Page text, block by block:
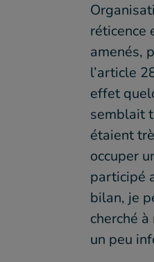
réticence
amenés,
l’article
effet
semblait
étaient
occuper
participé
bilan, je
cherché
un peu